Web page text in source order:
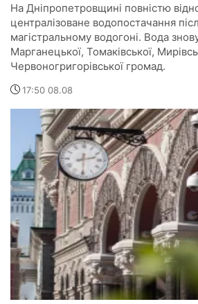
На Дніпропетровщині повністю
централізоване водопостачання
магістральному водогоні. Вода
Марганецької, Томаківської,
Червоногригорівської громад.
17:50 08.08